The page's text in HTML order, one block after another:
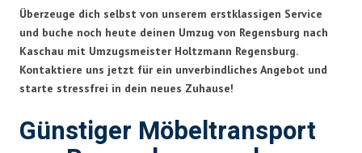
Überzeuge dich selbst von unserem erstklassigen Service
und buche noch heute deinen Umzug von Regensburg nach
Kaschau mit Umzugsmeister Holtzmann Regensburg.
Kontaktiere uns jetzt für ein unverbindliches Angebot und
starte stressfrei in dein neues Zuhause!
Günstiger Möbeltransport